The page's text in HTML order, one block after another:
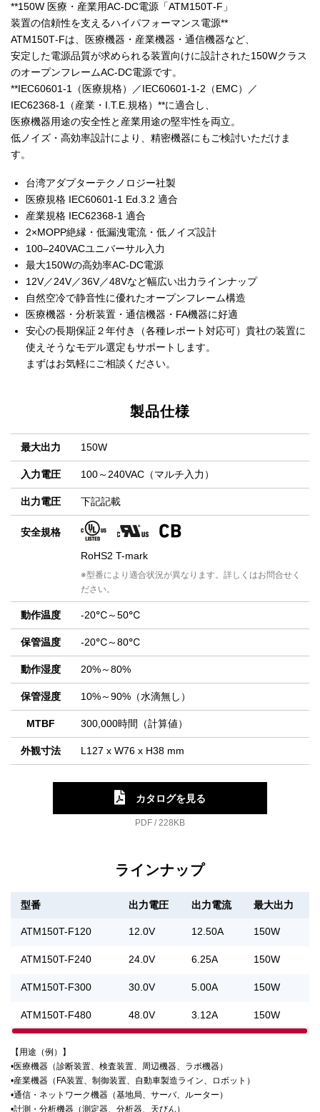
**150W 医療・産業用AC‑DC電源「ATM150T‑F」
装置の信頼性を支えるハイパフォーマンス電源**
ATM150T‑Fは、医療機器・産業機器・通信機器など、
安定した電源品質が求められる装置向けに設計された150Wクラス
のオープンフレームAC‑DC電源です。
**IEC60601‑1（医療規格）／IEC60601‑1‑2（EMC）／
IEC62368‑1（産業・I.T.E.規格）**に適合し、
医療機器用途の安全性と産業用途の堅牢性を両立。
低ノイズ・高効率設計により、精密機器にもご検討いただけま
す。
台湾アダプターテクノロジー社製
医療規格 IEC60601‑1 Ed.3.2 適合
産業規格 IEC62368‑1 適合
2×MOPP絶縁・低漏洩電流・低ノイズ設計
100–240VACユニバーサル入力
最大150Wの高効率AC‑DC電源
12V／24V／36V／48Vなど幅広い出力ラインナップ
自然空冷で静音性に優れたオープンフレーム構造
医療機器・分析装置・通信機器・FA機器に好適
安心の長期保証２年付き（各種レポート対応可）貴社の装置に
使えそうなモデル選定もサポートします。
まずはお気軽にご相談ください。
製品仕様
最大出力 150W
入力電圧 100～240VAC（マルチ入力）
出力電圧 下記記載
安全規格
RoHS2 T-mark
※型番により適合状況が異なります。詳しくはお問合せく
ださい。
動作温度 -20℃～50℃
保管温度 -20℃～80℃
動作湿度 20%～80%
保管湿度 10%～90%（水滴無し）
MTBF 300,000時間（計算値）
外観寸法 L127 x W76 x H38 mm
カタログを見る
PDF / 228KB
ラインナップ
型番 出力電圧 出力電流 最大出力
ATM150T-F120 12.0V 12.50A 150W
ATM150T-F240 24.0V 6.25A 150W
ATM150T-F300 30.0V 5.00A 150W
ATM150T-F480 48.0V 3.12A 150W
【用途（例）】
•医療機器（診断装置、検査装置、周辺機器、ラボ機器）
•産業機器（FA装置、制御装置、自動車製造ライン、ロボット）
•通信・ネットワーク機器（基地局、サーバ、ルーター）
•計測・分析機器（測定器、分析器、天びん）